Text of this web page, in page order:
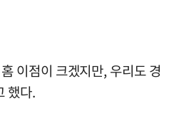
이점이 크겠지만, 우리도 경
했다.